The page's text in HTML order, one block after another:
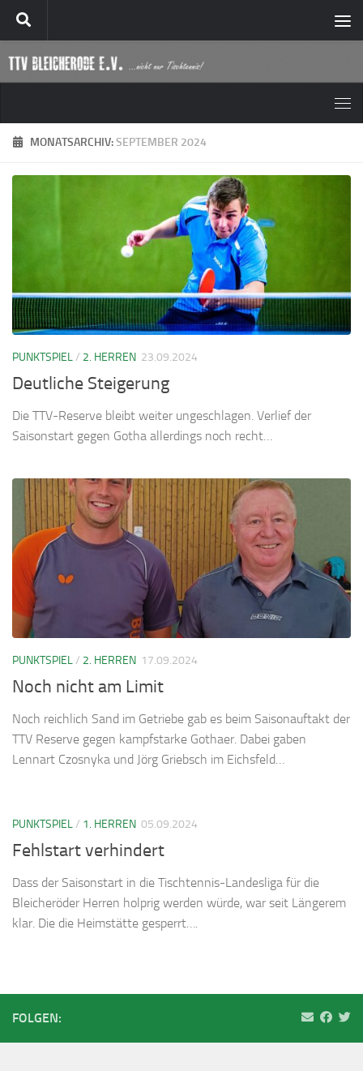
Zum Inhalt springen
MONATSARCHIV:SEPTEMBER 2024
PUNKTSPIEL/ 2. HERREN 23.09.2024
Deutliche Steigerung
Die TTV-Reserve bleibt weiter ungeschlagen. Verlief der
Saisonstart gegen Gotha allerdings noch recht…
PUNKTSPIEL/ 2. HERREN 17.09.2024
Noch nicht am Limit
Noch reichlich Sand im Getriebe gab es beim Saisonauftakt der
TTV Reserve gegen kampfstarke Gothaer. Dabei gaben
Lennart Czosnyka und Jörg Griebsch im Eichsfeld…
PUNKTSPIEL/ 1. HERREN 05.09.2024
Fehlstart verhindert
Dass der Saisonstart in die Tischtennis-Landesliga für die
Bleicheröder Herren holprig werden würde, war seit Längerem
klar. Die die Heimstätte gesperrt….
FOLGEN: